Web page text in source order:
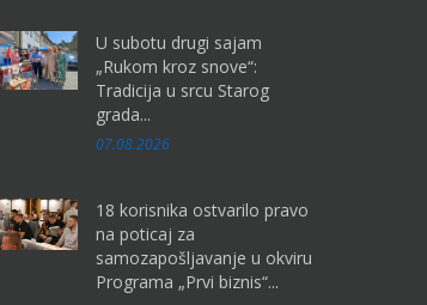
U subotu drugi sajam
„Rukom kroz snove“:
Tradicija u srcu Starog
grada...
07.08.2026
18 korisnika ostvarilo pravo
na poticaj za
samozapošljavanje u okviru
Programa „Prvi biznis“...